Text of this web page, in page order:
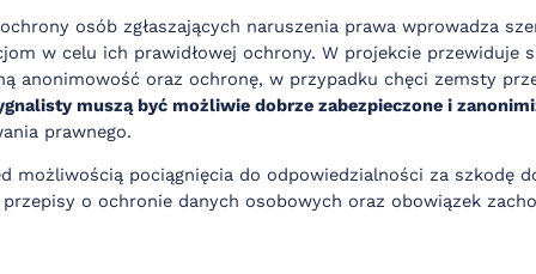
osób zgłaszających naruszenia prawa wprowadza
w celu ich prawidłowej ochrony. W projekcie przewiduje
anonimowość oraz ochronę, w przypadku chęci zemsty
muszą być możliwie dobrze zabezpieczone i
prawnego.
możliwością pociągnięcia do odpowiedzialności za szkodę
o ochronie danych osobowych oraz obowiązek